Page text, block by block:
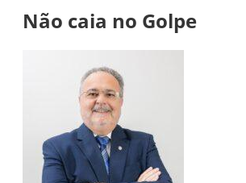
Não caia no Golpe